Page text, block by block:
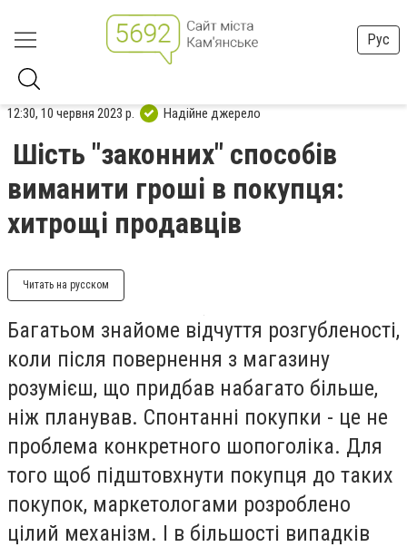
Рус
12:30, 10 червня 2023 р. Надійне джерело
Шість "законних" способів
виманити гроші в покупця:
хитрощі продавців
Читать на русском
Багатьом знайоме відчуття розгубленості,
коли після повернення з магазину
розумієш, що придбав набагато більше,
ніж планував. Спонтанні покупки - це не
проблема конкретного шопоголіка. Для
того щоб підштовхнути покупця до таких
покупок, маркетологами розроблено
цілий механізм. І в більшості випадків